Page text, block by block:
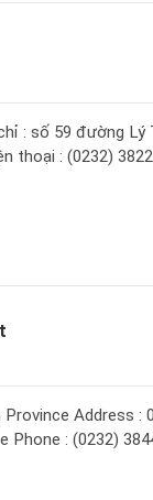
: số 59 đường
thoại : (0232)
Address :
Phone : (0232)